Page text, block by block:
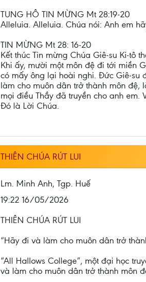
TUNG HÔ TIN MỪNG Mt 28:19-20
Alleluia. Alleluia. Chúa nói: Anh em
TIN MỪNG Mt 28: 16-20
Kết thúc Tin mừng Chúa Giê-su Ki-tô
Khi ấy, mười một môn đệ đi tới miền
có mấy ông lại hoài nghi. Đức Giê-su
làm cho muôn dân trở thành môn đệ,
mọi điều Thầy đã truyền cho anh em.
Đó là Lời Chúa.
THIÊN CHÚA RÚT LUI
Lm. Minh Anh, Tgp. Huế
19:22 16/05/2026
THIÊN CHÚA RÚT LUI
“Hãy đi và làm cho muôn dân trở
“All Hallows College”, một đại học
và làm cho muôn dân trở thành môn